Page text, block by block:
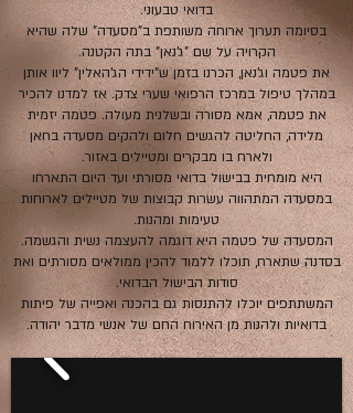
בדואי טבעוני.
בסיומה תערוך ארוחה משותפת ב"מסעדה" שלה שהיא
הקרויה על שם "ג'נאן" בתה הקטנה.
את פטמה וג'נאן, הכרנו בזמן ש"ידידי הג'האלין" ליוו אותן
במהלך טיפול במרכז הרפואי שערי צדק. אז למדנו להכיר
את פטמה, אמא מסורה ובשלנית מעולה. פטמה יזמית
מלידה, החליטה להגשים חלום ולהקים מסעדה בחאן
ולארח בו מבקרים ומטיילים באזור.
היא מומחית בבישול בדואי מסורתי ועד היום התארחו
במסעדה המתהווה עשרות קבוצות של מטיילים לארוחות
טעימות ומהנות.
המסעדה של פטמה היא דוגמה להעצמה נשית והגשמה.
בסדנה שתארח, תוכלו ללמוד להכין ממולאים מסורתים ואת
סודות הבישול הבדואי.
המשתתפים יוכלו להתנסות גם בהכנה ואפייה של פיתות
בדואיות ולהנות מן האירוח החם של אנשי מדבר יהודה.